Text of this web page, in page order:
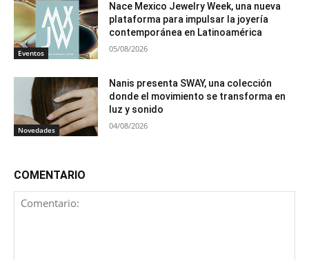
Eventos
Nace Mexico Jewelry Week, una nueva
plataforma para impulsar la joyería
contemporánea en Latinoamérica
05/08/2026
Novedades
Nanis presenta SWAY, una colección
donde el movimiento se transforma en
luz y sonido
04/08/2026
COMENTARIO